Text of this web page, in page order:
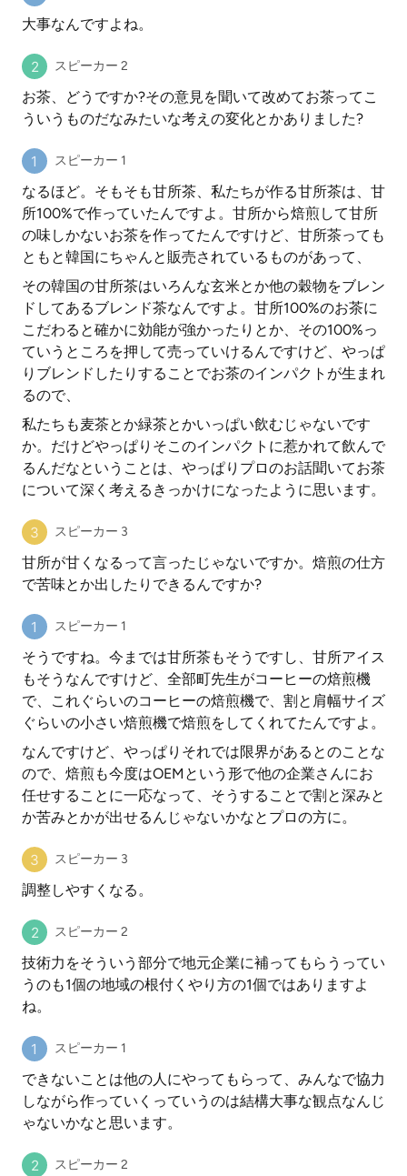
大事なんですよね。
スピーカー 2
お茶、どうですか?その意見を聞いて改めてお茶ってこ
ういうものだなみたいな考えの変化とかありました?
スピーカー 1
なるほど。そもそも甘所茶、私たちが作る甘所茶は、甘
所100%で作っていたんですよ。甘所から焙煎して甘所
の味しかないお茶を作ってたんですけど、甘所茶っても
ともと韓国にちゃんと販売されているものがあって、
その韓国の甘所茶はいろんな玄米とか他の穀物をブレン
ドしてあるブレンド茶なんですよ。甘所100%のお茶に
こだわると確かに効能が強かったりとか、その100%っ
ていうところを押して売っていけるんですけど、やっぱ
りブレンドしたりすることでお茶のインパクトが生まれ
るので、
私たちも麦茶とか緑茶とかいっぱい飲むじゃないです
か。だけどやっぱりそこのインパクトに惹かれて飲んで
るんだなということは、やっぱりプロのお話聞いてお茶
について深く考えるきっかけになったように思います。
スピーカー 3
甘所が甘くなるって言ったじゃないですか。焙煎の仕方
で苦味とか出したりできるんですか?
スピーカー 1
そうですね。今までは甘所茶もそうですし、甘所アイス
もそうなんですけど、全部町先生がコーヒーの焙煎機
で、これぐらいのコーヒーの焙煎機で、割と肩幅サイズ
ぐらいの小さい焙煎機で焙煎をしてくれてたんですよ。
なんですけど、やっぱりそれでは限界があるとのことな
ので、焙煎も今度はOEMという形で他の企業さんにお
任せすることに一応なって、そうすることで割と深みと
か苦みとかが出せるんじゃないかなとプロの方に。
スピーカー 3
調整しやすくなる。
スピーカー 2
技術力をそういう部分で地元企業に補ってもらうってい
うのも1個の地域の根付くやり方の1個ではありますよ
ね。
スピーカー 1
できないことは他の人にやってもらって、みんなで協力
しながら作っていくっていうのは結構大事な観点なんじ
ゃないかなと思います。
スピーカー 2